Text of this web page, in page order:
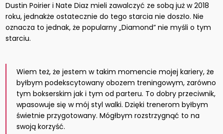
Dustin Poirier i Nate Diaz mieli zawalczyć ze sobą już w 2018
roku, jednakże ostatecznie do tego starcia nie doszło. Nie
oznacza to jednak, że popularny „Diamond” nie myśli o tym
starciu.
Wiem też, że jestem w takim momencie mojej kariery, że
byłbym podekscytowany obozem treningowym, zarówno
tym bokserskim jak i tym od parteru. To dobry przeciwnik,
wpasowuje się w mój styl walki. Dzięki trenerom byłbym
świetnie przygotowany. Mógłbym rozstrzygnąć to na
swoją korzyść.